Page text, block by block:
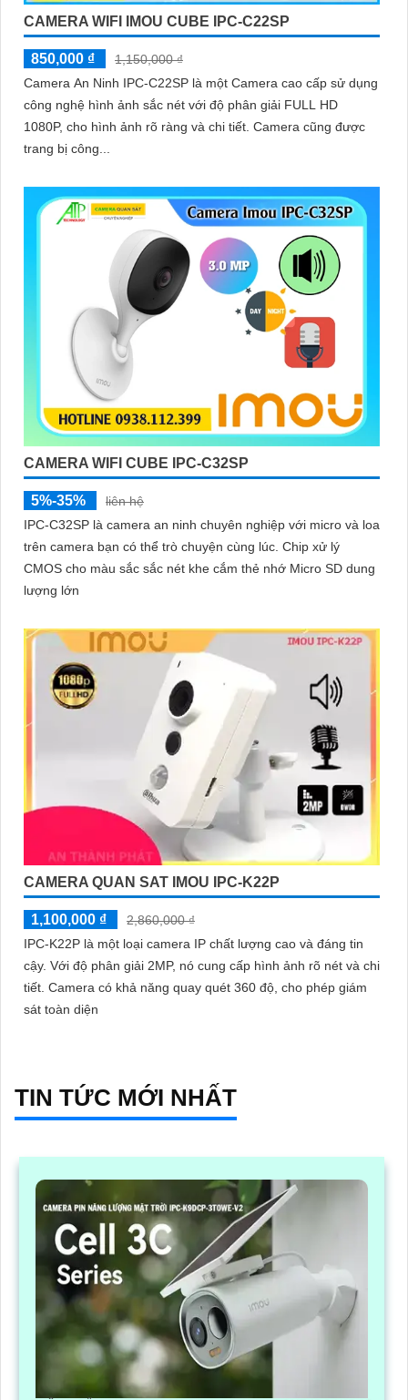
CAMERA WIFI IMOU CUBE IPC-C22SP
850,000 ₫
1,150,000 ₫
Camera An Ninh IPC-C22SP là một Camera cao cấp sử dụng
công nghệ hình ảnh sắc nét với độ phân giải FULL HD
1080P, cho hình ảnh rõ ràng và chi tiết. Camera cũng được
trang bị công...
CAMERA WIFI CUBE IPC-C32SP
5%-35%
liên hệ
IPC-C32SP là camera an ninh chuyên nghiệp với micro và loa
trên camera bạn có thể trò chuyện cùng lúc. Chip xử lý
CMOS cho màu sắc sắc nét khe cắm thẻ nhớ Micro SD dung
lượng lớn
CAMERA QUAN SAT IMOU IPC-K22P
1,100,000 ₫
2,860,000 ₫
IPC-K22P là một loại camera IP chất lượng cao và đáng tin
cậy. Với độ phân giải 2MP, nó cung cấp hình ảnh rõ nét và chi
tiết. Camera có khả năng quay quét 360 độ, cho phép giám
sát toàn diện
TIN TỨC MỚI NHẤT